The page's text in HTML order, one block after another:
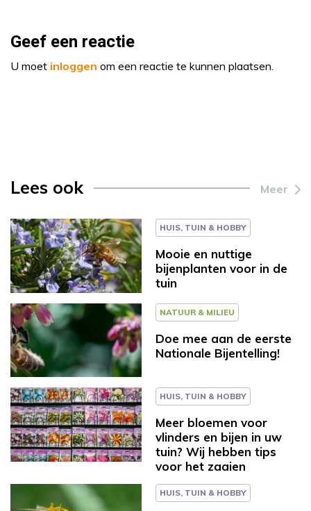
Geef een reactie
U moet inloggen om een reactie te kunnen plaatsen.
Lees ook Meer
HUIS, TUIN & HOBBY
Mooie en nuttige
bijenplanten voor in de
tuin
NATUUR & MILIEU
Doe mee aan de eerste
Nationale Bijentelling!
HUIS, TUIN & HOBBY
Meer bloemen voor
vlinders en bijen in uw
tuin? Wij hebben tips
voor het zaaien
HUIS, TUIN & HOBBY